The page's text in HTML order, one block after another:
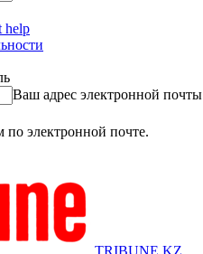
help
Ваш адрес электронной почты
по электронной почте.
TRIBUNE.KZ